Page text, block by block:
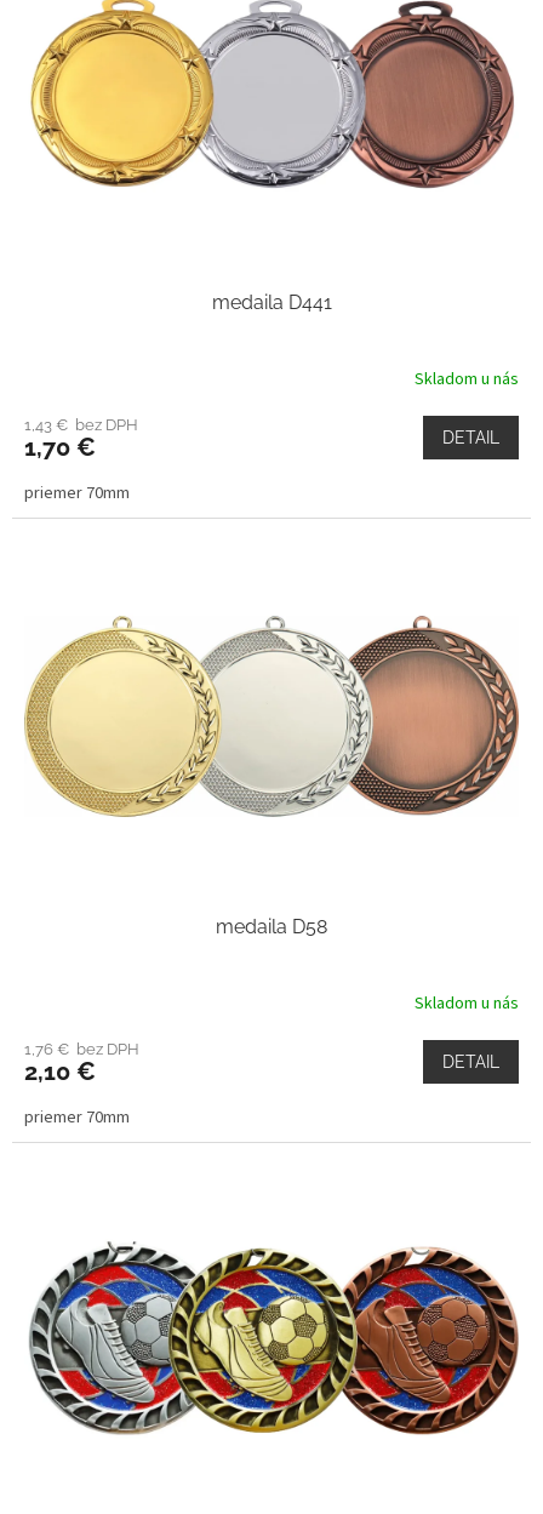
medaila D441
Skladom u nás
1,43 € bez DPH
1,70 € DETAIL
priemer 70mm
medaila D58
Skladom u nás
1,76 € bez DPH
2,10 € DETAIL
priemer 70mm